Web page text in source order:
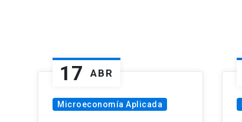
17 ABR
Microeconomía Aplicada